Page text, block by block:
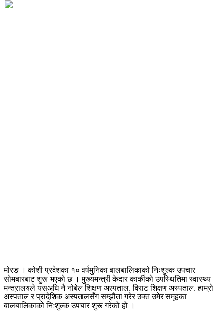
मोरङ । कोशी प्रदेशका १० वर्षमुनिका बालबालिकाको निःशुल्क उपचार
सोमबारबाट शुरू भएको छ । मुख्यमन्त्री केदार कार्कीको उपस्थितिमा स्वास्थ्य
मन्त्रालयले यसअघि नै नोबेल शिक्षण अस्पताल, विराट शिक्षण अस्पताल, हाम्रो
अस्पताल र प्रादेशिक अस्पतालसँग सम्झौता गरेर उक्त उमेर समूहका
बालबालिकाको निःशुल्क उपचार शुरू गरेको हो ।